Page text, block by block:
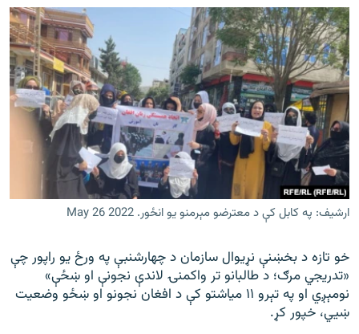
ارشیف: په کابل کې د معترضو مېرمنو یو انځور. May 26 2022
خو تازه د بخښنې نړیوال سازمان د چهارشنبې په ورځ یو راپور چې
«تدریجي مرګ؛ د طالبانو تر واکمنۍ لاندې نجونې او ښځې»
نومېږي او په تېرو ۱۱ میاشتو کې د افغان نجونو او ښځو وضعیت
ښيي، خپور کړ.